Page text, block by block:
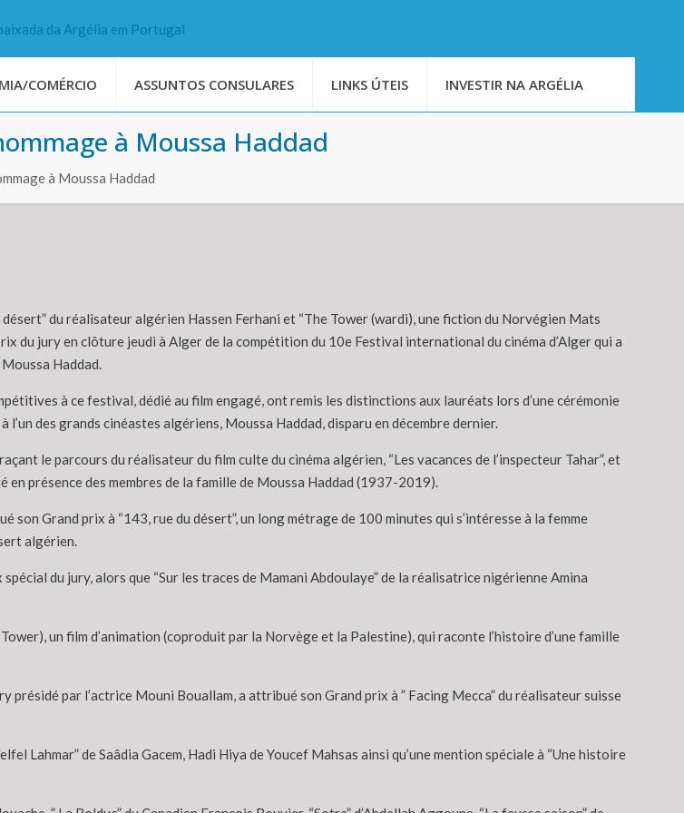
COMÉRCIO ASSUNTOS CONSULARES LINKS ÚTEIS INVESTIR NA ARGÉLIA
à Moussa Haddad
à Moussa Haddad
du réalisateur algérien Hassen Ferhani et “The Tower (wardi), une fiction du Norvégien Mats
du jury en clôture jeudi à Alger de la compétition du 10e Festival international du cinéma d’Alger qui a
Haddad.
à ce festival, dédié au film engagé, ont remis les distinctions aux lauréats lors d’une cérémonie
l’un des grands cinéastes algériens, Moussa Haddad, disparu en décembre dernier.
le parcours du réalisateur du film culte du cinéma algérien, “Les vacances de l’inspecteur Tahar”, et
en présence des membres de la famille de Moussa Haddad (1937-2019).
Grand prix à “143, rue du désert”, un long métrage de 100 minutes qui s’intéresse à la femme
algérien.
du jury, alors que “Sur les traces de Mamani Abdoulaye” de la réalisatrice nigérienne Amina
un film d’animation (coproduit par la Norvège et la Palestine), qui raconte l’histoire d’une famille
par l’actrice Mouni Bouallam, a attribué son Grand prix à ” Facing Mecca” du réalisateur suisse
Lahmar” de Saâdia Gacem, Hadi Hiya de Youcef Mahsas ainsi qu’une mention spéciale à “Une histoire